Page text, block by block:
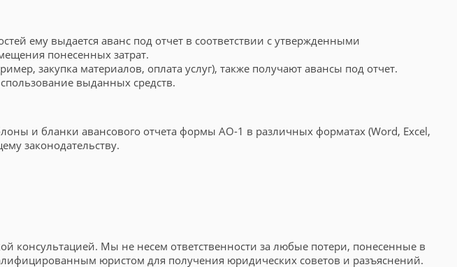
ему выдается аванс под отчет в соответствии с утвержденными
понесенных затрат.
закупка материалов, оплата услуг), также получают авансы под отчет.
выданных средств.
и бланки авансового отчета формы АО-1 в различных форматах (Word, Excel,
законодательству.
консультацией. Мы не несем ответственности за любые потери, понесенные в
юристом для получения юридических советов и разъяснений.